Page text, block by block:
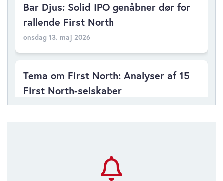
Bar Djus: Solid IPO genåbner dør for
rallende First North
onsdag 13. maj 2026
Tema om First North: Analyser af 15
First North-selskaber
fredag 24. april 2026
genskabe tilliden til First North?